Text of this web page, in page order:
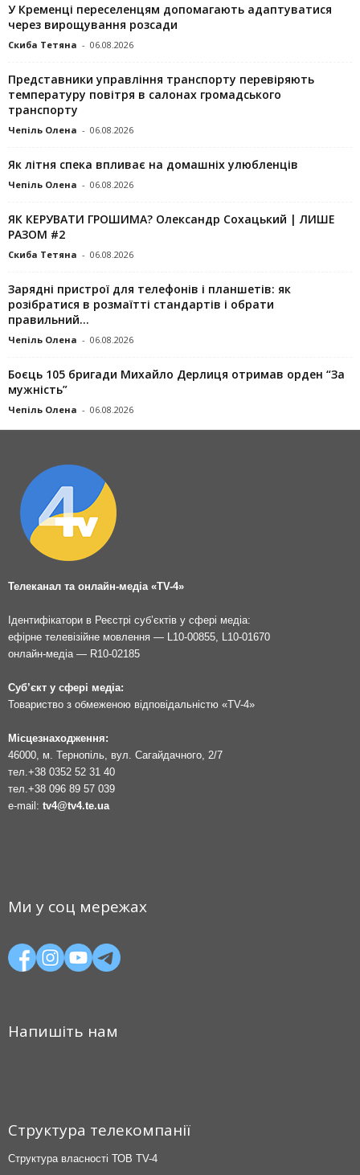
У Кременці переселенцям допомагають адаптуватися
через вирощування розсади
Скиба Тетяна - 06.08.2026
Представники управління транспорту перевіряють
температуру повітря в салонах громадського
транспорту
Чепіль Олена - 06.08.2026
Як літня спека впливає на домашніх улюбленців
Чепіль Олена - 06.08.2026
ЯК КЕРУВАТИ ГРОШИМА? Олександр Сохацький | ЛИШЕ
РАЗОМ #2
Скиба Тетяна - 06.08.2026
Зарядні пристрої для телефонів і планшетів: як
розібратися в розмаїтті стандартів і обрати
правильний...
Чепіль Олена - 06.08.2026
Боєць 105 бригади Михайло Дерлиця отримав орден “За
мужність”
Чепіль Олена - 06.08.2026
Телеканал та онлайн-медіа «TV-4»
Ідентифікатори в Реєстрі суб’єктів у сфері медіа:
ефірне телевізійне мовлення — L10-00855, L10-01670
онлайн-медіа — R10-02185
Суб’єкт у сфері медіа:
Товариство з обмеженою відповідальністю «TV-4»
Місцезнаходження:
46000, м. Тернопіль, вул. Сагайдачного, 2/7
тел. +38 0352 52 31 40
тел. +38 096 89 57 039
e-mail: tv4@tv4.te.ua
Ми у соц мережах
Напишіть нам
Структура телекомпанії
Структура власності ТОВ TV-4